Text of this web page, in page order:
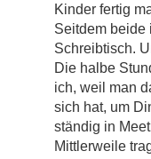
Kinder fertig
Seitdem beide
Schreibtisch.
Die halbe
ich, weil man
sich hat, um
ständig in
Mittlerweile